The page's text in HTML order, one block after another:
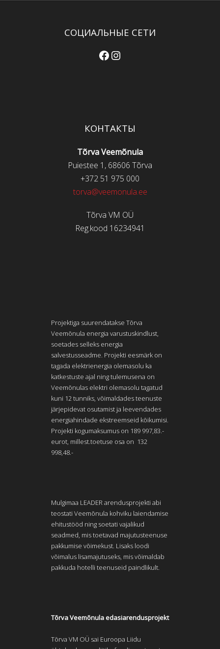
СОЦИАЛЬНЫЕ СЕТИ
Facebook
Instagram
КОНТАКТЫ
Tõrva Veemõnula
Puiestee 1, 68606 Tõrva
+372 51 975 000
torva@veemonula.ee
Tõrva VM OÜ
Reg.kood 16234941
Projektiga suurendatakse Tõrva
Veemõnula energia varustuskindlust,
soetades selleks energia
salvestusseadme. Projekti eesmärk on
tagada elektrienergia olemasolu ka
katkestuste ajal ning tulemusena on
Veemõnulas elektri olemasolu tagatud
kuni 12 tunniks, võimaldades teenuste
järjepidevat osutamist ja leevendades
energiahindade ekstreemseid kõikumisi.
Projekti kogumaksumus on 189 997,83.-
eurot, millest.toetuse osa on 132
998,48.-
Mulgimaa LEADER arendusprojekti abi
teostati Veemõnula kohviku laiendamise
ehitustööd ning soetati vajalikud
seadmed, mis toetavad majutusteenuse
pakkumise võimekust. Lisaks loodi
võimalus lisamajutuseks, mis võimaldab
pakkuda hotelli teenuseid paindlikult.
Tõrva Veemõnula edasiarendusprojekt
Tõrva VM OÜ sai Euroopa Liidu